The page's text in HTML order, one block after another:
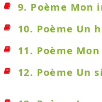
9. Poème Mon
10. Poème Un
11. Poème
12. Poème Un